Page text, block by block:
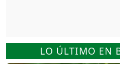
LO ÚLTIMO EN